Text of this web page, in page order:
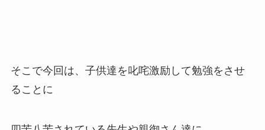
そこで今回は、子供達を叱咤激励して勉強をさせ
ることに